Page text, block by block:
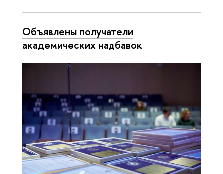
Объявлены получатели
академических надбавок